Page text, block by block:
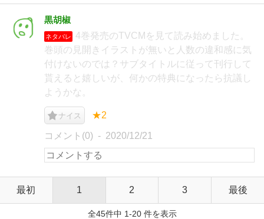
黒胡椒
ネタバレ
4巻発売のTVCMを見て読み始めました。
巻頭の見開きイラストが無いと人数の違和感に気
付けないのでは？サブタイトルに従って刊行して
貰えると嬉しいが、何かの特典になったら抗議し
ようかな。
ナイス ★2
コメント(0) 2020/12/21
最初 1 2 3 最後
全45件中 1-20 件を表示